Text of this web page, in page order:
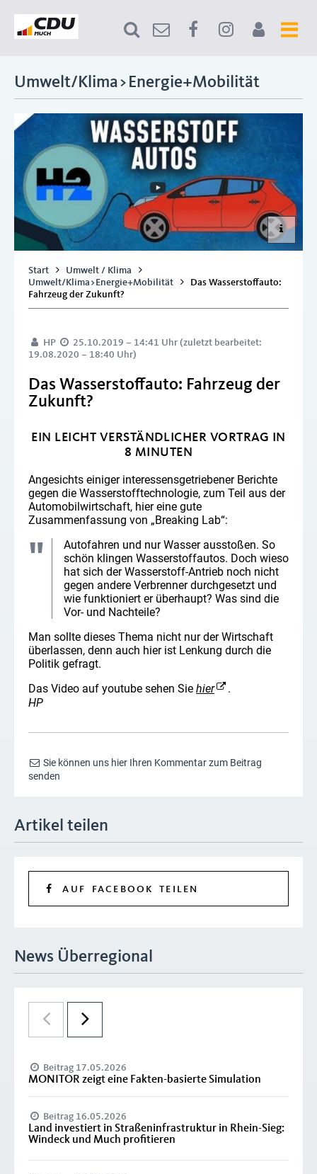
Umwelt/Klima>Energie+Mobilität
Start
Umwelt / Klima
Umwelt/Klima>Energie+Mobilität
Das Wasserstoffauto:
Fahrzeug der Zukunft?
HP
25.10.2019 – 14:41 Uhr (zuletzt bearbeitet:
19.08.2020 – 18:40 Uhr)
Das Wasserstoffauto: Fahrzeug der
Zukunft?
EIN LEICHT VERSTÄNDLICHER VORTRAG IN
8 MINUTEN
Angesichts einiger interessensgetriebener Berichte
gegen die Wasserstofftechnologie, zum Teil aus der
Automobilwirtschaft, hier eine gute
Zusammenfassung von „Breaking Lab“:
Autofahren und nur Wasser ausstoßen. So
schön klingen Wasserstoffautos. Doch wieso
hat sich der Wasserstoff-Antrieb noch nicht
gegen andere Verbrenner durchgesetzt und
wie funktioniert er überhaupt? Was sind die
Vor- und Nachteile?
Man sollte dieses Thema nicht nur der Wirtschaft
überlassen, denn auch hier ist Lenkung durch die
Politik gefragt.
Das Video auf youtube sehen Sie hier
.
HP
Sie können uns hier Ihren Kommentar zum Beitrag
senden
Artikel teilen
AUF FACEBOOK TEILEN
News Überregional
Beitrag 17.05.2026
MONITOR zeigt eine Fakten-basierte Simulation
Beitrag 16.05.2026
Land investiert in Straßeninfrastruktur in Rhein-Sieg:
Windeck und Much profitieren